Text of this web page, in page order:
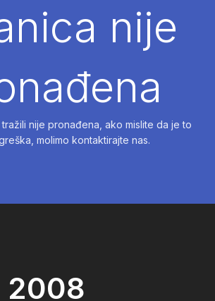
nije
nije pronađena, ako mislite da je to
molimo kontaktirajte nas.
2008